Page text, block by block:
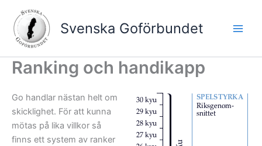
innehåll
Svenska Goförbundet
Ranking och handikapp
Go handlar nästan helt om
skicklighet. För att kunna
mötas på lika villkor så
finns ett system av ranker